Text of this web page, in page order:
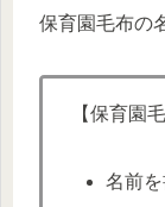
保育園毛布の
【保育園
名前